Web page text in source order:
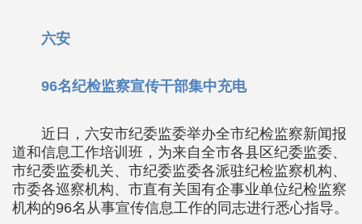
六安
96名纪检监察宣传干部集中充电
近日，六安市纪委监委举办全市纪检监察新闻报
道和信息工作培训班，为来自全市各县区纪委监委、
市纪委监委机关、市纪委监委各派驻纪检监察机构、
市委各巡察机构、市直有关国有企事业单位纪检监察
机构的96名从事宣传信息工作的同志进行悉心指导。